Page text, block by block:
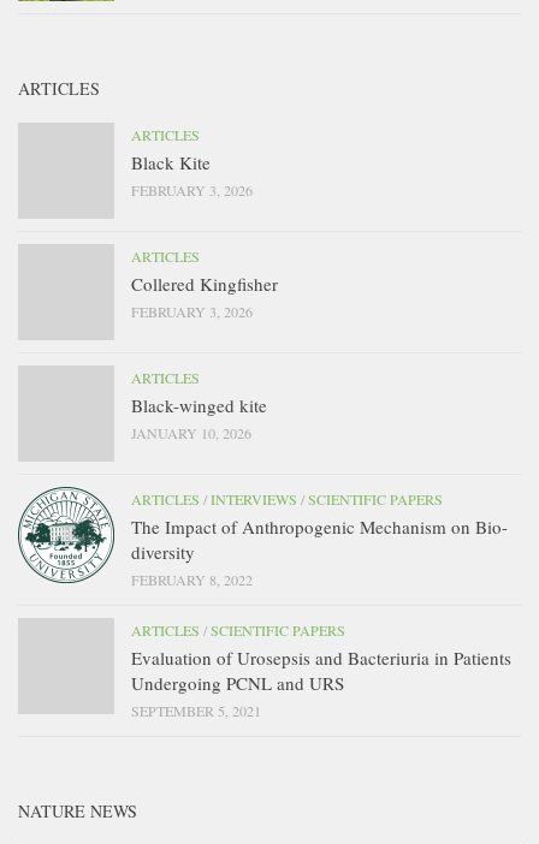
ARTICLES
ARTICLES
Black Kite
FEBRUARY 3, 2026
ARTICLES
Collered Kingfisher
FEBRUARY 3, 2026
ARTICLES
Black-winged kite
JANUARY 10, 2026
ARTICLES /INTERVIEWS /SCIENTIFIC PAPERS
The Impact of Anthropogenic Mechanism on Bio-
diversity
FEBRUARY 8, 2022
ARTICLES /SCIENTIFIC PAPERS
Evaluation of Urosepsis and Bacteriuria in Patients
Undergoing PCNL and URS
SEPTEMBER 5, 2021
NATURE NEWS